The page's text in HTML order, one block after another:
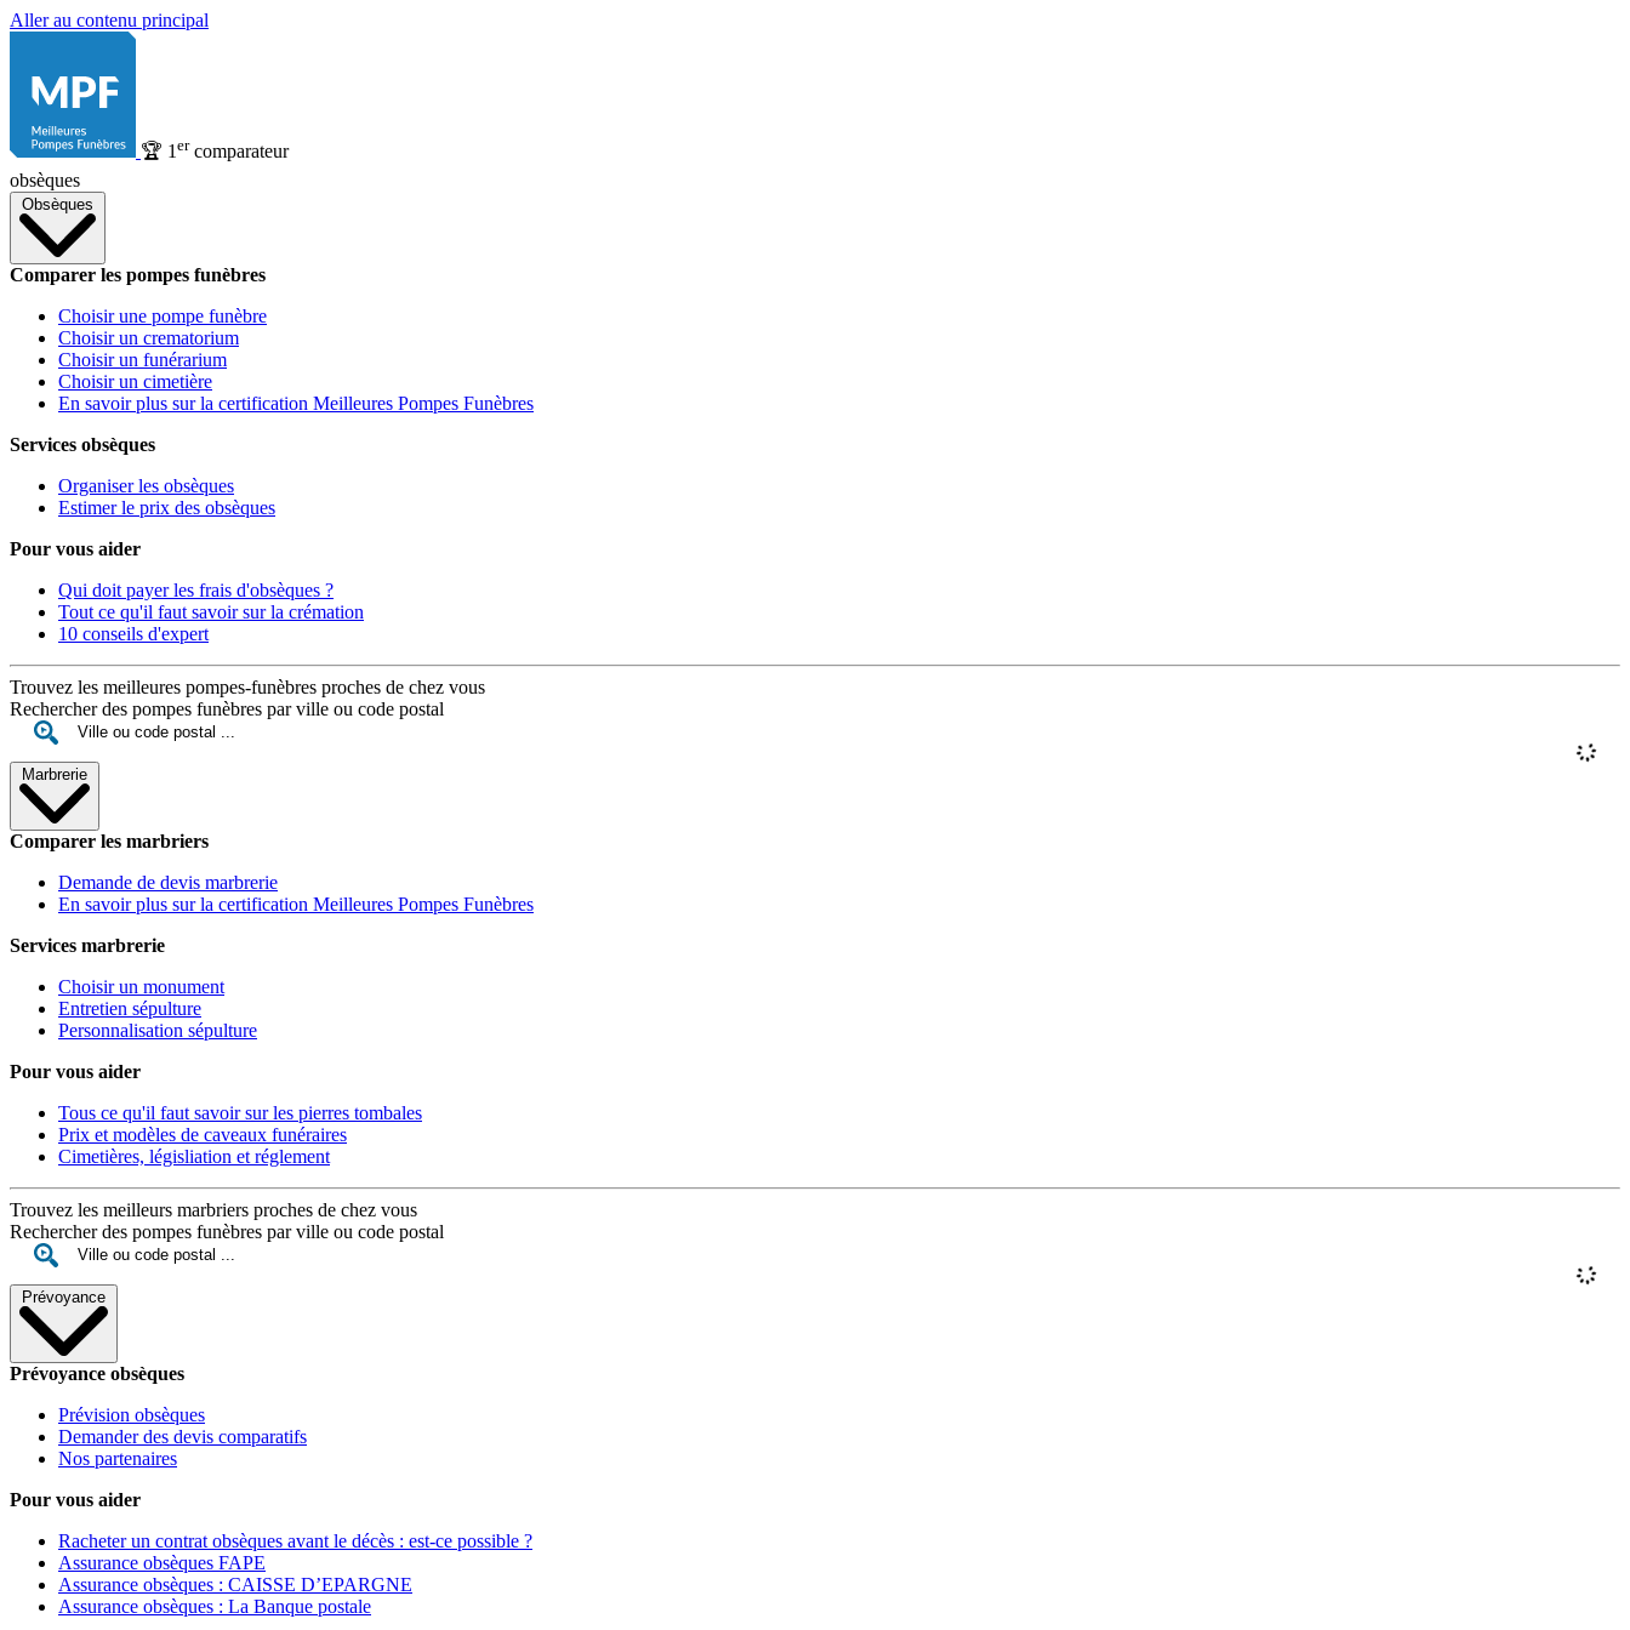
Aller au contenu principal
🏆 1 ercomparateur
obsèques
Obsèques
Comparer les pompes funèbres
Choisir une pompe funèbre
Choisir un crematorium
Choisir un funérarium
Choisir un cimetière
En savoir plus sur la certification Meilleures Pompes Funèbres
Services obsèques
Organiser les obsèques
Estimer le prix des obsèques
Pour vous aider
Qui doit payer les frais d'obsèques ?
Tout ce qu'il faut savoir sur la crémation
10 conseils d'expert
Trouvez les meilleures pompes-funèbres proches de chez vous
Rechercher des pompes funèbres par ville ou code postal
Marbrerie
Comparer les marbriers
Demande de devis marbrerie
En savoir plus sur la certification Meilleures Pompes Funèbres
Services marbrerie
Choisir un monument
Entretien sépulture
Personnalisation sépulture
Pour vous aider
Tous ce qu'il faut savoir sur les pierres tombales
Prix et modèles de caveaux funéraires
Cimetières, législiation et réglement
Trouvez les meilleurs marbriers proches de chez vous
Rechercher des pompes funèbres par ville ou code postal
Prévoyance
Prévoyance obsèques
Prévision obsèques
Demander des devis comparatifs
Nos partenaires
Pour vous aider
Racheter un contrat obsèques avant le décès : est-ce possible ?
Assurance obsèques FAPE
Assurance obsèques : CAISSE D’EPARGNE
Assurance obsèques : La Banque postale